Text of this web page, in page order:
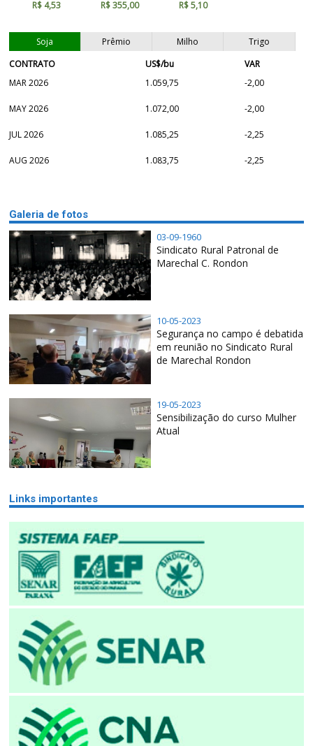
R$ 4,53 R$ 355,00 R$ 5,10
Soja Prêmio Milho
Trigo
CONTRATO
US$/bu
VAR
MAR 2026
1.059,75 -2,00
MAY 2026 1.072,00 -2,00
JUL 2026 1.085,25 -2,25
AUG 2026 1.083,75 -2,25
Galeria de fotos
03-09-1960
Sindicato Rural Patronal de
Marechal C. Rondon
10-05-2023
Segurança no campo é debatida
em reunião no Sindicato Rural
de Marechal Rondon
19-05-2023
Sensibilização do curso Mulher
Atual
Links importantes